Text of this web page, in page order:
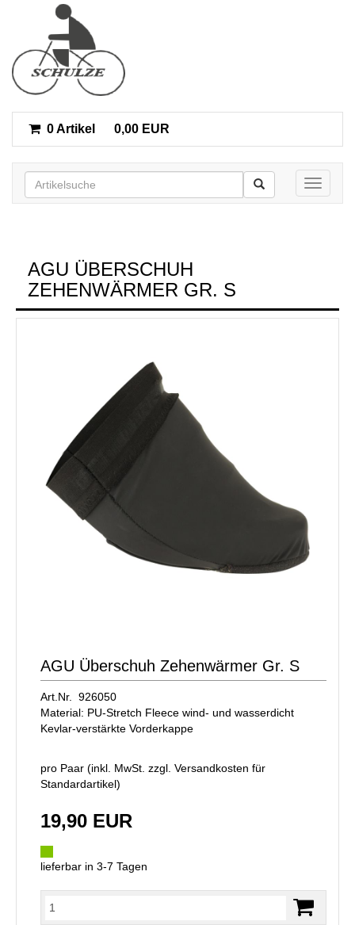
0 Artikel 0,00 EUR
Toggle
AGU ÜBERSCHUH
ZEHENWÄRMER GR. S
AGU Überschuh Zehenwärmer Gr. S
Art.Nr. 926050
Material: PU-Stretch Fleece wind- und wasserdicht
Kevlar-verstärkte Vorderkappe
pro Paar (inkl. MwSt. zzgl. Versandkosten für
Standardartikel)
19,90 EUR
lieferbar in 3-7 Tagen